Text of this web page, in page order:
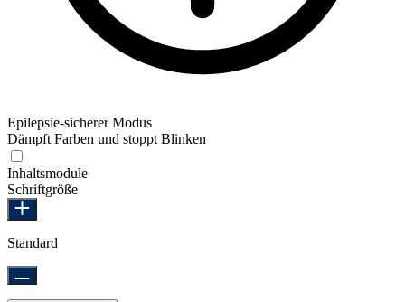
Epilepsie-sicherer Modus
Dämpft Farben und stoppt Blinken
Inhaltsmodule
Schriftgröße
Standard